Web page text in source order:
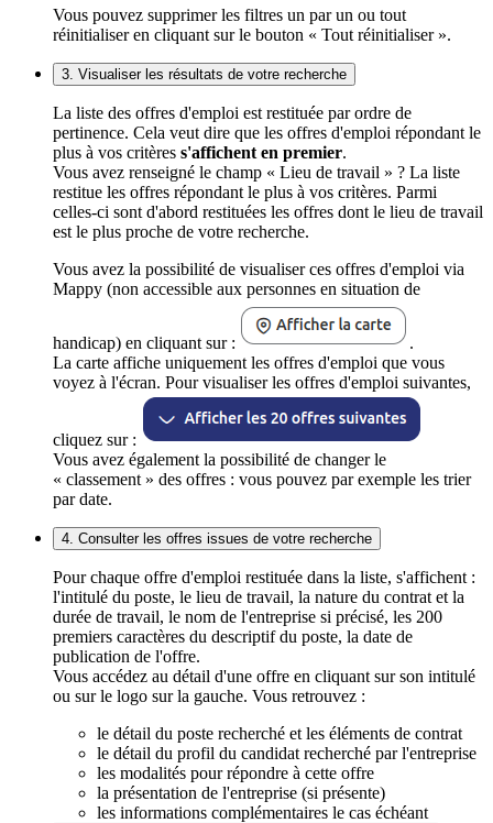
Vous pouvez supprimer les filtres un par un ou tout
réinitialiser en cliquant sur le bouton « Tout réinitialiser ».
3. Visualiser les résultats de votre recherche
La liste des offres d'emploi est restituée par ordre de
pertinence. Cela veut dire que les offres d'emploi répondant le
plus à vos critères s'affichent en premier.
Vous avez renseigné le champ « Lieu de travail » ? La liste
restitue les offres répondant le plus à vos critères. Parmi
celles-ci sont d'abord restituées les offres dont le lieu de travail
est le plus proche de votre recherche.
Vous avez la possibilité de visualiser ces offres d'emploi via
Mappy (non accessible aux personnes en situation de
handicap) en cliquant sur :
.
La carte affiche uniquement les offres d'emploi que vous
voyez à l'écran. Pour visualiser les offres d'emploi suivantes,
cliquez sur :
Vous avez également la possibilité de changer le
« classement » des offres : vous pouvez par exemple les trier
par date.
4. Consulter les offres issues de votre recherche
Pour chaque offre d'emploi restituée dans la liste, s'affichent :
l'intitulé du poste, le lieu de travail, la nature du contrat et la
durée de travail, le nom de l'entreprise si précisé, les 200
premiers caractères du descriptif du poste, la date de
publication de l'offre.
Vous accédez au détail d'une offre en cliquant sur son intitulé
ou sur le logo sur la gauche. Vous retrouvez :
le détail du poste recherché et les éléments de contrat
le détail du profil du candidat recherché par l'entreprise
les modalités pour répondre à cette offre
la présentation de l'entreprise (si présente)
les informations complémentaires le cas échéant